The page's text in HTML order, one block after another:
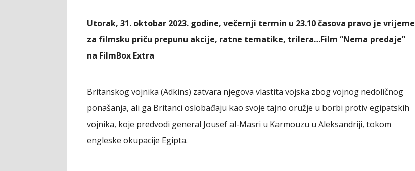
Utorak, 31. oktobar 2023. godine, večernji termin u 23.10 časova pravo je vrijeme
za filmsku priču prepunu akcije, ratne tematike, trilera…Film “Nema predaje”
na FilmBox Extra
Britanskog vojnika (Adkins) zatvara njegova vlastita vojska zbog vojnog nedoličnog
ponašanja, ali ga Britanci oslobađaju kao svoje tajno oružje u borbi protiv egipatskih
vojnika, koje predvodi general Jousef al-Masri u Karmouzu u Aleksandriji, tokom
engleske okupacije Egipta.